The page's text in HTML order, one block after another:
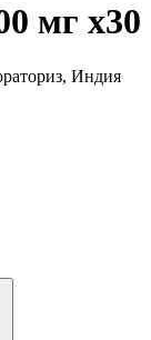
мг x30
Индия